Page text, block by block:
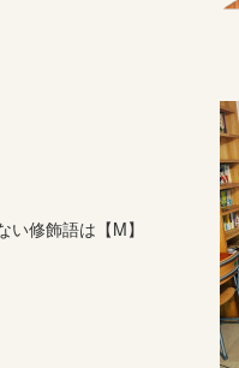
修飾語は【M】